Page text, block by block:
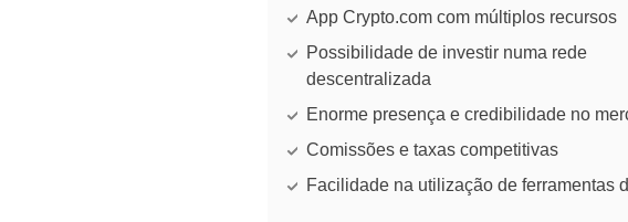
App Crypto.com com múltiplos recursos
Possibilidade de investir numa rede
descentralizada
Enorme presença e credibilidade no
Comissões e taxas competitivas
Facilidade na utilização de ferramentas